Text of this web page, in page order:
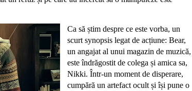
Ca să știm despre ce este vorba, un
scurt synopsis legat de acțiune: Bear,
un angajat al unui magazin de muzică,
este îndrăgostit de colega și amica sa,
Nikki. Într-un moment de disperare,
cumpără un artefact ocult și își pune o